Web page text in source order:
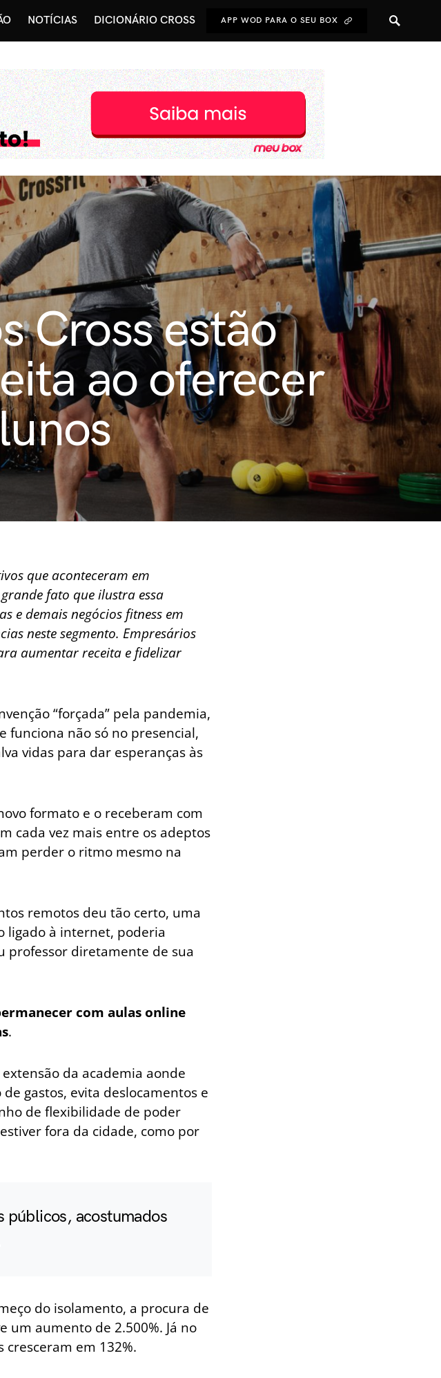
NOTÍCIAS DICIONÁRIO CROSS APP WOD PARA O SEU BOX
Cross estão
ao oferecer
que aconteceram em
fato que ilustra essa
e demais negócios fitness em
neste segmento. Empresários
aumentar receita e fidelizar
“forçada” pela pandemia,
não só no presencial,
vidas para dar esperanças às
formato e o receberam com
cada vez mais entre os adeptos
perder o ritmo mesmo na
remotos deu tão certo, uma
ligado à internet, poderia
professor diretamente de sua
com aulas online
.
da academia aonde
gastos, evita deslocamentos e
de flexibilidade de poder
fora da cidade, como por
públicos, acostumados
do isolamento, a procura de
um aumento de 2.500%. Já no
cresceram em 132%.